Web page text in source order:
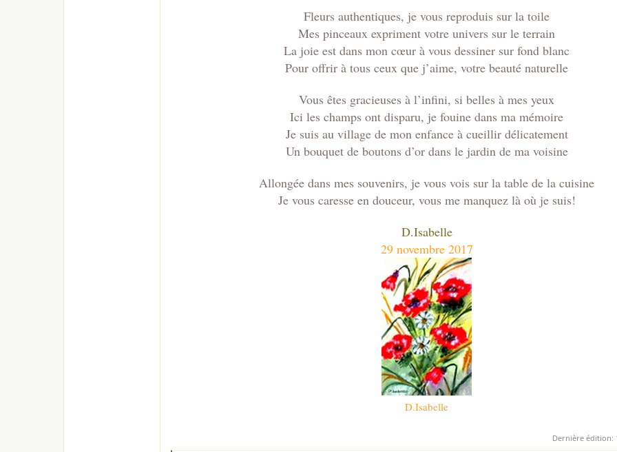
Fleurs authentiques, je vous reproduis sur la toile
Mes pinceaux expriment votre univers sur le terrain
La joie est dans mon cœur à vous dessiner sur fond blanc
Pour offrir à tous ceux que j’aime, votre beauté naturelle
Vous êtes gracieuses à l’infini, si belles à mes yeux
Ici les champs ont disparu, je fouine dans ma mémoire
Je suis au village de mon enfance à cueillir délicatement
Un bouquet de boutons d’or dans le jardin de ma voisine
Allongée dans mes souvenirs, je vous vois sur la table de la cuisine
Je vous caresse en douceur, vous me manquez là où je suis!
D.Isabelle
29 novembre 2017
D.Isabelle
Dernière édition: